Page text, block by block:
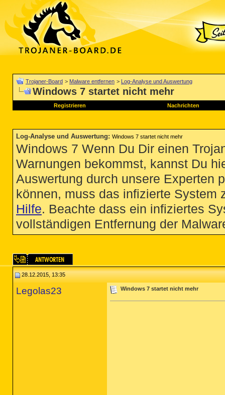
Trojaner-Board > Malware entfernen > Log-Analyse und Auswertung
Windows 7 startet nicht mehr
Registrieren Nachrichten
Log-Analyse und Auswertung: Windows 7 startet nicht mehr
Windows 7 Wenn Du Dir einen
Warnungen bekommst, kannst Du
Auswertung durch unsere Experten
können, muss das infizierte System
Hilfe. Beachte dass ein infiziertes
vollständigen Entfernung der
28.12.2015, 13:35
Legolas23 Windows 7 startet nicht mehr